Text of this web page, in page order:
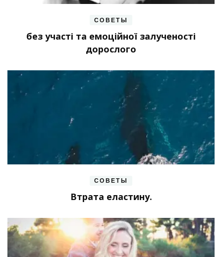
СОВЕТЫ
без участі та емоційної залученості
дорослого
СОВЕТЫ
Втрата еластину.